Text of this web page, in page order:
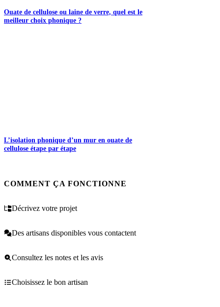
Ouate de cellulose ou laine de verre, quel est le
meilleur choix phonique ?
L’isolation phonique d’un mur en ouate de
cellulose étape par étape
COMMENT ÇA FONCTIONNE
Décrivez votre projet
Des artisans disponibles vous contactent
Consultez les notes et les avis
Choisissez le bon artisan